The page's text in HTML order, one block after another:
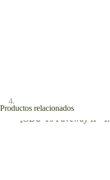
Productos relacionados